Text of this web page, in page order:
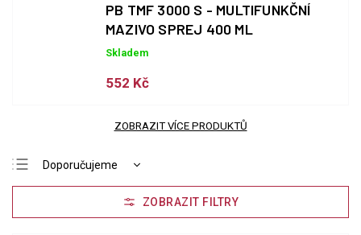
PB TMF 3000 S - MULTIFUNKČNÍ
MAZIVO SPREJ 400 ML
Skladem
552 Kč
ZOBRAZIT VÍCE PRODUKTŮ
Doporučujeme
Nejlevnější
Nejdražší